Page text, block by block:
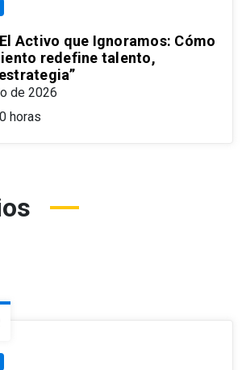
Activo que Ignoramos: Cómo
redefine talento,
de 2026
horas